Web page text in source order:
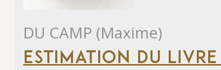
DU CAMP (Maxime)
ESTIMATION DU